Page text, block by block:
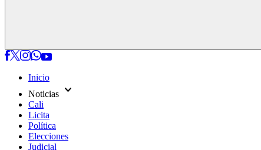
Inicio
Noticias expand_more
Cali
Licita
Política
Elecciones
Judicial